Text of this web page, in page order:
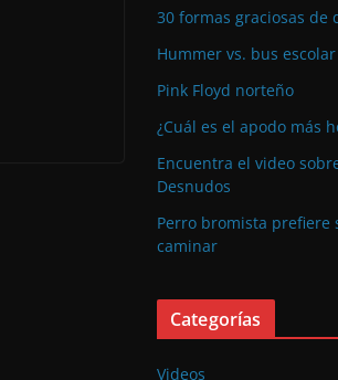
30 formas graciosas
Hummer vs. bus escolar
Pink Floyd norteño
¿Cuál es el apodo más
Encuentra el video
Desnudos
Perro bromista prefiere
caminar
Categorías
Videos